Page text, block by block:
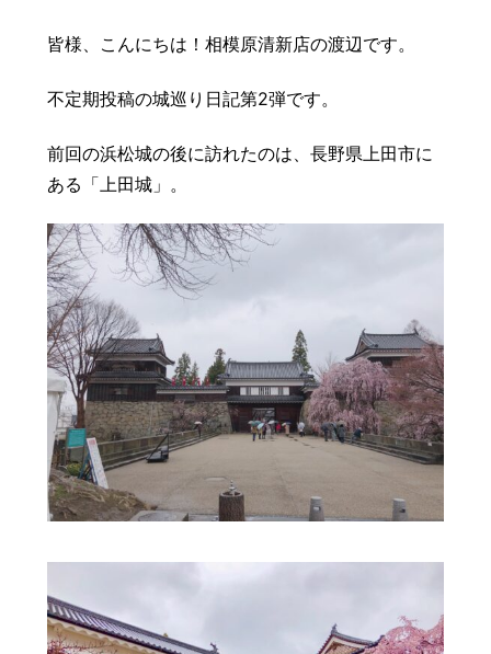
レンズ交換 豆知識 レスキュー ご購入の流れ
お知らせ
お問い合わせ
採用情報 プライバシーポリシー
皆様、こんにちは！相模原清新店の渡辺です。
不定期投稿の城巡り日記第2弾です。
前回の浜松城の後に訪れたのは、長野県上田市に
ある「上田城」。